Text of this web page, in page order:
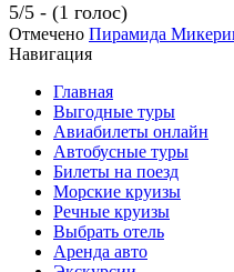
5/5 - (1 голос)
Отмечено Пирамида
Навигация
Главная
Выгодные туры
Авиабилеты онлайн
Автобусные туры
Билеты на поезд
Морские круизы
Речные круизы
Выбрать отель
Аренда авто